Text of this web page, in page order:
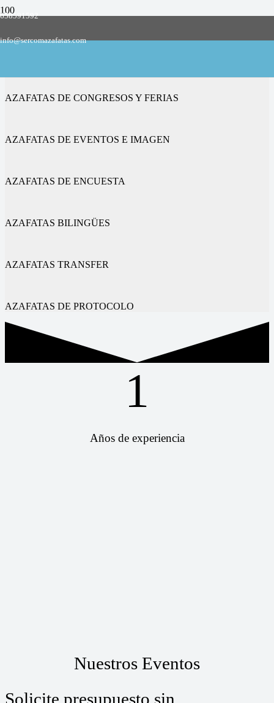
658591592
info@sercomazafatas.com
AZAFATAS DE CONGRESOS Y FERIAS
AZAFATAS DE EVENTOS E IMAGEN
AZAFATAS DE ENCUESTA
AZAFATAS BILINGÜES
AZAFATAS TRANSFER
AZAFATAS DE PROTOCOLO
1
Años de experiencia
Nuestros Eventos
Solicite presupuesto sin